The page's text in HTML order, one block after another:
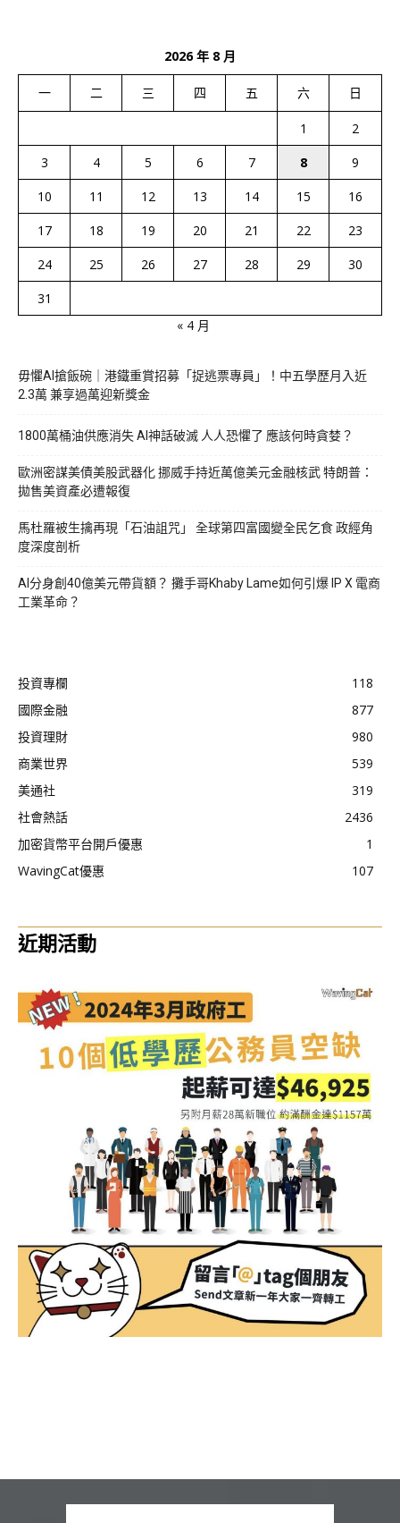
2026 年 8 月
一 二 三 四 五 六 日
1
2
3
4 5 6 7 8
9
10
11 12 13 14 15
16
17
18 19 20 21 22
23
24
25 26 27 28 29
30
31
« 4 月
毋懼AI搶飯碗｜港鐵重賞招募「捉逃票專員」！中五學歷月入近
2.3萬 兼享過萬迎新獎金
1800萬桶油供應消失 AI神話破滅 人人恐懼了 應該何時貪婪？
歐洲密謀美債美股武器化 挪威手持近萬億美元金融核武 特朗普：
拋售美資產必遭報復
馬杜羅被生擒再現「石油詛咒」 全球第四富國變全民乞食 政經角
度深度剖析
AI分身創40億美元帶貨額？ 攤手哥Khaby Lame如何引爆 IP X 電商
工業革命？
投資專欄
118
國際金融
877
投資理財
980
商業世界
539
美通社
319
社會熱話
2436
加密貨幣平台開戶優惠
1
WavingCat優惠
107
近期活動